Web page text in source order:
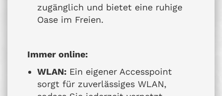
zugänglich und bietet eine ruhige
Oase im Freien.
Immer online:
WLAN: Ein eigener Accesspoint
sorgt für zuverlässiges WLAN,